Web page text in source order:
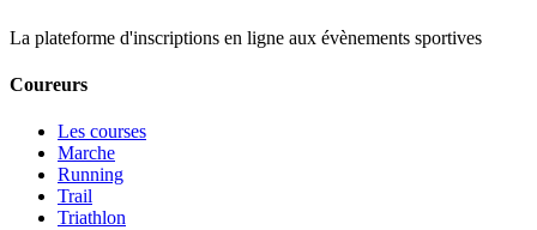
La plateforme d'inscriptions en ligne aux évènements sportives
Coureurs
Les courses
Marche
Running
Trail
Triathlon